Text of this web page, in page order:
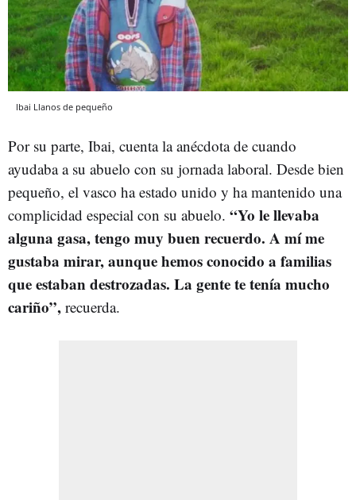
Ibai Llanos de pequeño
Por su parte, Ibai, cuenta la anécdota de cuando
ayudaba a su abuelo con su jornada laboral. Desde bien
pequeño, el vasco ha estado unido y ha mantenido una
complicidad especial con su abuelo. “Yo le llevaba
alguna gasa, tengo muy buen recuerdo. A mí me
gustaba mirar, aunque hemos conocido a familias
que estaban destrozadas. La gente te tenía mucho
cariño”, recuerda.